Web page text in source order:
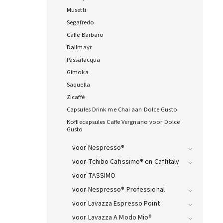
Musetti
Segafredo
Caffe Barbaro
Dallmayr
Passalacqua
Gimoka
Saquella
Zicaffè
Capsules Drink me Chai aan Dolce Gusto
Koffiecapsules Caffe Vergnano voor Dolce
Gusto
voor Nespresso®
voor Tchibo Cafissimo® en Caffitaly
voor TASSIMO
voor Nespresso® Professional
voor Lavazza Espresso Point
voor Lavazza A Modo Mio®